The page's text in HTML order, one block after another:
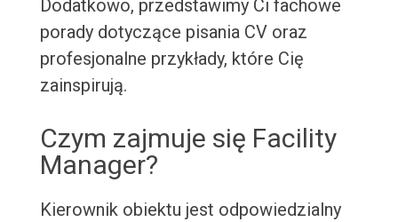
Dodatkowo, przedstawimy Ci fachowe
porady dotyczące pisania CV oraz
profesjonalne przykłady, które Cię
zainspirują.
Czym zajmuje się Facility
Manager?
Kierownik obiektu jest odpowiedzialny